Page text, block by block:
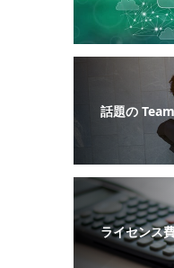
話題の
ライセンス